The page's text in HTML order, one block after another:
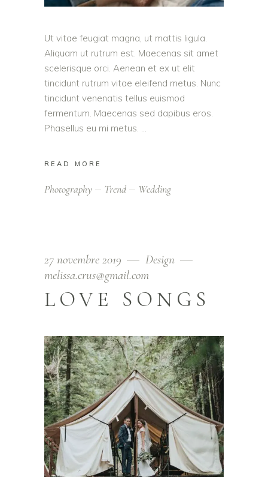
Ut vitae feugiat magna, ut mattis ligula.
Aliquam ut rutrum est. Maecenas sit amet
scelerisque orci. Aenean et ex ut elit
tincidunt rutrum vitae eleifend metus. Nunc
tincidunt venenatis tellus euismod
fermentum. Maecenas sed dapibus eros.
Phasellus eu mi metus.
READ MORE
Photography Trend Wedding
27 novembre 2019
Design
melissa.crus@gmail.com
LOVE SONGS